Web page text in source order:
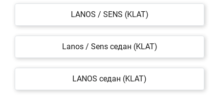
LANOS / SENS (KLAT)
Lanos / Sens седан (KLAT)
LANOS седан (KLAT)